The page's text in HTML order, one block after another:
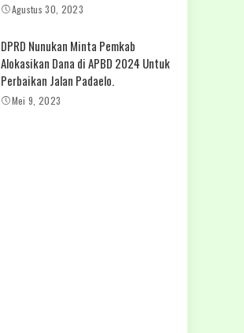
Agustus 30, 2023
DPRD Nunukan Minta Pemkab
Alokasikan Dana di APBD 2024 Untuk
Perbaikan Jalan Padaelo.
Mei 9, 2023